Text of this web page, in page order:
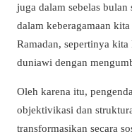
juga dalam sebelas
dalam keberagamaan
Ramadan, sepertinya
duniawi dengan
Oleh karena itu,
objektivikasi dan
transformasikan secara